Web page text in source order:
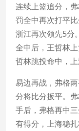
连续上篮追分，
罚全中再次打平
浙江再次领先5分
全中后，王哲林
哲林跳投命中，上
易边再战，弗格
分将比分扳平。
手后，弗格再中
有得分，上海稳